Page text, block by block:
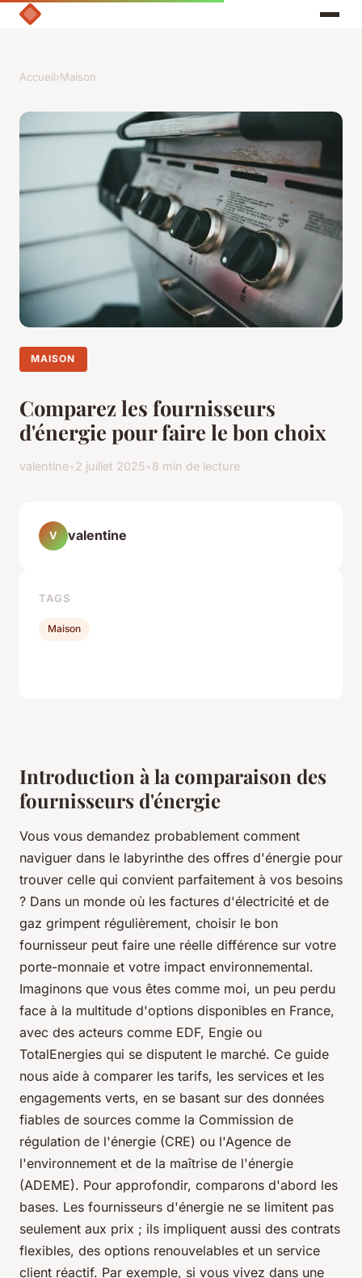
Accueil›Maison
MAISON
Comparez les fournisseurs
d'énergie pour faire le bon choix
valentine•2 juillet 2025•8 min de lecture
Introduction à la comparaison des
fournisseurs d'énergie
Vous vous demandez probablement comment
naviguer dans le labyrinthe des offres d'énergie pour
trouver celle qui convient parfaitement à vos besoins
? Dans un monde où les factures d'électricité et de
gaz grimpent régulièrement, choisir le bon
fournisseur peut faire une réelle différence sur votre
porte-monnaie et votre impact environnemental.
Imaginons que vous êtes comme moi, un peu perdu
face à la multitude d'options disponibles en France,
avec des acteurs comme EDF, Engie ou
TotalEnergies qui se disputent le marché. Ce guide
nous aide à comparer les tarifs, les services et les
engagements verts, en se basant sur des données
fiables de sources comme la Commission de
régulation de l'énergie (CRE) ou l'Agence de
l'environnement et de la maîtrise de l'énergie
(ADEME). Pour approfondir, comparons d'abord les
bases. Les fournisseurs d'énergie ne se limitent pas
seulement aux prix ; ils impliquent aussi des contrats
flexibles, des options renouvelables et un service
client réactif. Par exemple, si vous vivez dans une
V valentine
TAGS
Maison